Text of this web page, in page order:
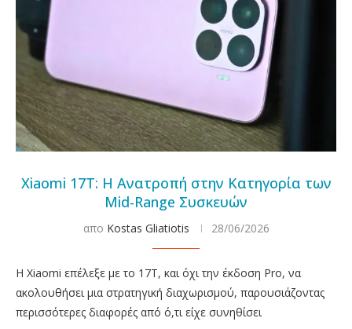
Xiaomi 17T: Η Ανατροπή στην Κατηγορία των
Mid-Range Συσκευών
απο Kostas Gliatiotis 28/06/2026
Η Xiaomi επέλεξε με το 17Τ, και όχι την έκδοση Pro, να
ακολουθήσει μια στρατηγική διαχωρισμού, παρουσιάζοντας
περισσότερες διαφορές από ό,τι είχε συνηθίσει